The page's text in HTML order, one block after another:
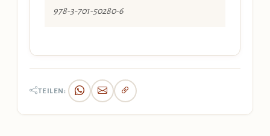
978-3-701-50280-6
TEILEN: